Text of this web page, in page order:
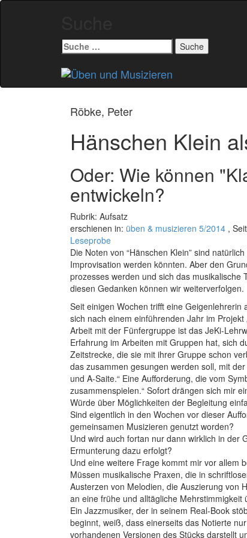
Suche
nach:
springen
Röbke, Peter
Hänschen Klein
Oder: Wie können
entwickeln?
Rubrik: Aufsatz
erschienen in: üben & musizieren 5/2014 ,
Leseprobe
Die Noten von “Hänschen Klein” sind
Improvisation werden könnten. Aber den
prozesses werden und sich das
diesen Gedanken können wir ­weiterverfolgen.
Seit einigen Wochen trifft eine
sich nach einem einführenden Jahr im
Arbeit mit der Fünfergruppe ist das JeKi-
Erfahrung im Arbeiten mit Gruppen hat, sich
Zeitstrecke, die sie mit ihrer Gruppe schon
das zusammen gesungen werden soll, mit
und A-Saite.“ Eine Aufforderung, die vom
zusammenspielen.“ Sofort drängen sich mir
Würde über Möglichkeiten der Begleitung
Sind eigentlich in den Wochen vor dieser
gemeinsamen Musizieren genutzt worden?
Und wird auch fortan nur dann wirklich in der
Ermunterung dazu erfolgt?
Und eine weitere Frage kommt mir vor allem
Müssen musikalische Praxen, die in
Austerzen von Melodien, die Auszierung von
an eine frühe und alltägliche Mehrstimmigkeit
Ein Jazzmusiker, der in seinem Real-Book
beginnt, weiß, dass einerseits das Notierte
vorhandenen Versionen des Stücks darstellt